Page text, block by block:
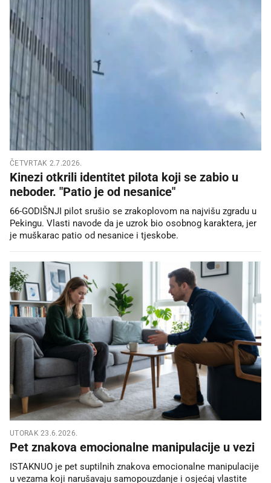
ČETVRTAK 2.7.2026.
Kinezi otkrili identitet pilota koji se zabio u
neboder. "Patio je od nesanice"
66-GODIŠNJI pilot srušio se zrakoplovom na najvišu zgradu u
Pekingu. Vlasti navode da je uzrok bio osobnog karaktera, jer
je muškarac patio od nesanice i tjeskobe.
UTORAK 23.6.2026.
Pet znakova emocionalne manipulacije u vezi
ISTAKNUO je pet suptilnih znakova emocionalne manipulacije
u vezama koji narušavaju samopouzdanje i osjećaj vlastite